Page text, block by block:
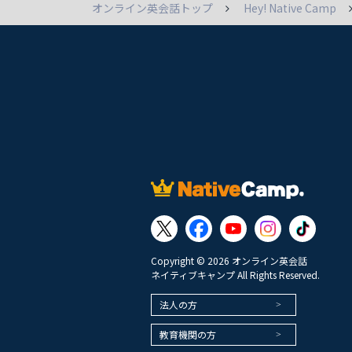
オンライン英会話トップ Hey! Native Camp
Copyright © 2026 オンライン英会話
ネイティブキャンプ All Rights Reserved.
法人の方
教育機関の方